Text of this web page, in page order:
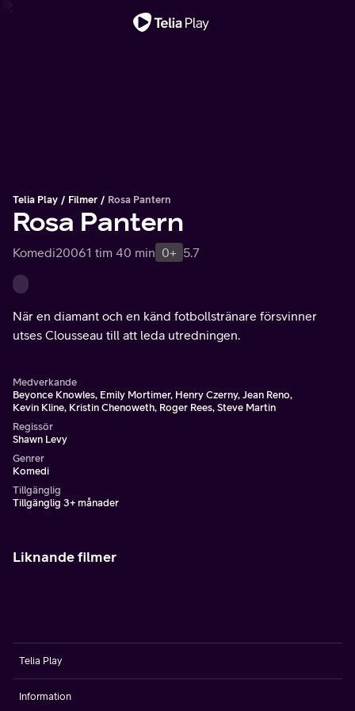
Telia Play Filmer Rosa Pantern
Rosa Pantern
Komedi20061 tim 40 min 0+ 5.7
När en diamant och en känd fotbollstränare försvinner
utses Clousseau till att leda utredningen.
Medverkande
Beyonce Knowles, Emily Mortimer, Henry Czerny, Jean Reno,
Kevin Kline, Kristin Chenoweth, Roger Rees, Steve Martin
Regissör
Shawn Levy
Genrer
Komedi
Tillgänglig
Tillgänglig 3+ månader
Liknande filmer
Telia Play
Information